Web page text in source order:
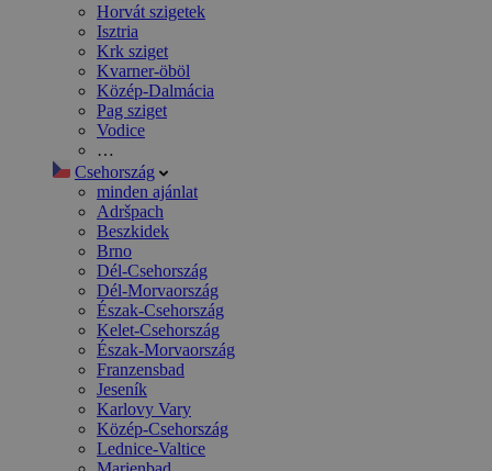
Horvát szigetek
Isztria
Krk sziget
Kvarner-öböl
Közép-Dalmácia
Pag sziget
Vodice
…
Csehország
minden ajánlat
Adršpach
Beszkidek
Brno
Dél-Csehország
Dél-Morvaország
Észak-Csehország
Kelet-Csehország
Észak-Morvaország
Franzensbad
Jeseník
Karlovy Vary
Közép-Csehország
Lednice-Valtice